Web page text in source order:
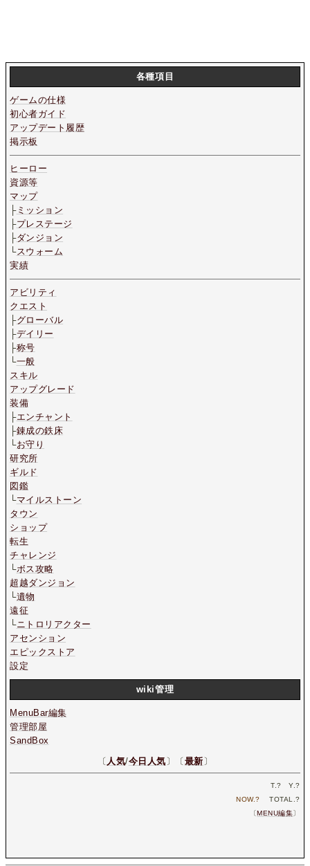
各種項目
ゲームの仕様
初心者ガイド
アップデート履歴
掲示板
ヒーロー
資源等
マップ
├ミッション
├プレステージ
├ダンジョン
└スウォーム
実績
アビリティ
クエスト
├グローバル
├デイリー
├称号
└一般
スキル
アップグレード
装備
├エンチャント
├錬成の鉄床
└お守り
研究所
ギルド
図鑑
└マイルストーン
タウン
ショップ
転生
チャレンジ
└ボス攻略
超越ダンジョン
└遺物
遠征
└ニトロリアクター
アセンション
エピックストア
設定
wiki管理
MenuBar編集
管理部屋
SandBox
〔 人気/今日人気〕〔最新〕
T.? Y.?
NOW.? TOTAL.?
〔MENU編集〕